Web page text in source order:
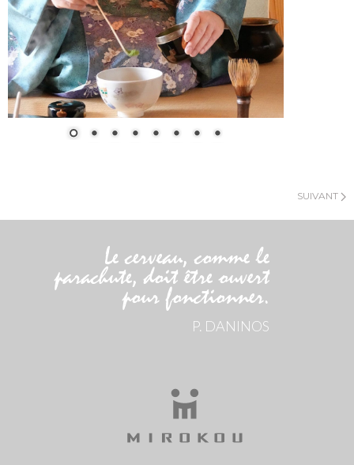
SUIVANT
Le cerveau, comme le
parachute, doit être ouvert
pour fonctionner.
P. DANINOS